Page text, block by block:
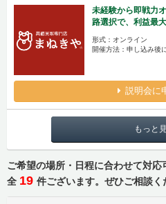
未経験から即戦力
路選択で、利益最
形式：オンライン
開催方法：申し込み後
説明会に
もっと
ご希望の場所・日程に合わせて対
全 19 件ございます。ぜひご相談く